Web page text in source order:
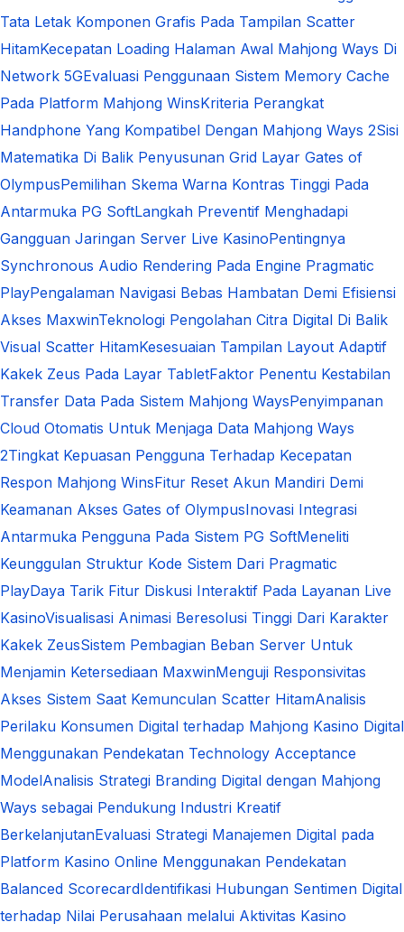
Tata Letak Komponen Grafis Pada Tampilan Scatter
HitamKecepatan Loading Halaman Awal Mahjong Ways Di
Network 5GEvaluasi Penggunaan Sistem Memory Cache
Pada Platform Mahjong WinsKriteria Perangkat
Handphone Yang Kompatibel Dengan Mahjong Ways 2Sisi
Matematika Di Balik Penyusunan Grid Layar Gates of
OlympusPemilihan Skema Warna Kontras Tinggi Pada
Antarmuka PG SoftLangkah Preventif Menghadapi
Gangguan Jaringan Server Live KasinoPentingnya
Synchronous Audio Rendering Pada Engine Pragmatic
PlayPengalaman Navigasi Bebas Hambatan Demi Efisiensi
Akses MaxwinTeknologi Pengolahan Citra Digital Di Balik
Visual Scatter HitamKesesuaian Tampilan Layout Adaptif
Kakek Zeus Pada Layar TabletFaktor Penentu Kestabilan
Transfer Data Pada Sistem Mahjong WaysPenyimpanan
Cloud Otomatis Untuk Menjaga Data Mahjong Ways
2Tingkat Kepuasan Pengguna Terhadap Kecepatan
Respon Mahjong WinsFitur Reset Akun Mandiri Demi
Keamanan Akses Gates of OlympusInovasi Integrasi
Antarmuka Pengguna Pada Sistem PG SoftMeneliti
Keunggulan Struktur Kode Sistem Dari Pragmatic
PlayDaya Tarik Fitur Diskusi Interaktif Pada Layanan Live
KasinoVisualisasi Animasi Beresolusi Tinggi Dari Karakter
Kakek ZeusSistem Pembagian Beban Server Untuk
Menjamin Ketersediaan MaxwinMenguji Responsivitas
Akses Sistem Saat Kemunculan Scatter HitamAnalisis
Perilaku Konsumen Digital terhadap Mahjong Kasino Digital
Menggunakan Pendekatan Technology Acceptance
ModelAnalisis Strategi Branding Digital dengan Mahjong
Ways sebagai Pendukung Industri Kreatif
BerkelanjutanEvaluasi Strategi Manajemen Digital pada
Platform Kasino Online Menggunakan Pendekatan
Balanced ScorecardIdentifikasi Hubungan Sentimen Digital
terhadap Nilai Perusahaan melalui Aktivitas Kasino